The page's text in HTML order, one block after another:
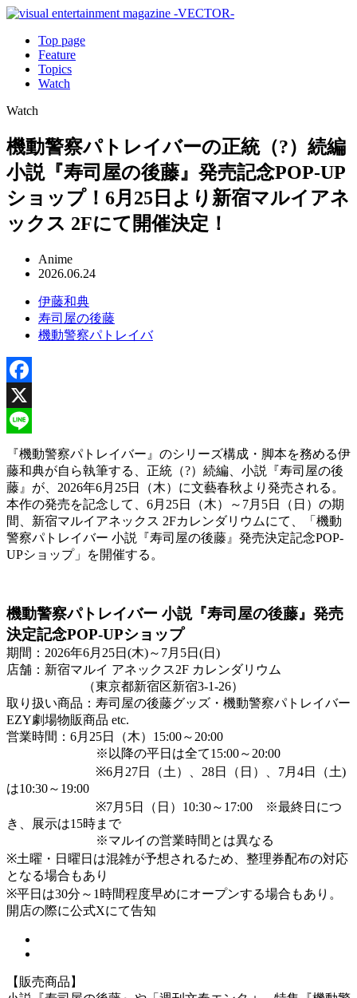
Top page
Feature
Topics
Watch
Watch
機動警察パトレイバーの正統（?）続編
小説『寿司屋の後藤』発売記念POP-UP
ショップ！6月25日より新宿マルイアネ
ックス 2Fにて開催決定！
Anime
2026.06.24
伊藤和典
寿司屋の後藤
機動警察パトレイバ
Facebook
X
Line
『機動警察パトレイバー』のシリーズ構成・脚本を務める伊
藤和典が自ら執筆する、正統（?）続編、小説『寿司屋の後
藤』が、2026年6月25日（木）に文藝春秋より発売される。
本作の発売を記念して、6月25日（木）～7月5日（日）の期
間、新宿マルイアネックス 2Fカレンダリウムにて、「機動
警察パトレイバー 小説『寿司屋の後藤』発売決定記念POP-
UPショップ」を開催する。
機動警察パトレイバー 小説『寿司屋の後藤』発売
決定記念POP-UPショップ
期間：2026年6月25日(木)～7月5日(日)
店舗：新宿マルイ アネックス2F カレンダリウム
（東京都新宿区新宿3-1-26）
取り扱い商品：寿司屋の後藤グッズ・機動警察パトレイバー
EZY劇場物販商品 etc.
営業時間：6月25日（木）15:00～20:00
※以降の平日は全て15:00～20:00
※6月27日（土）、28日（日）、7月4日（土)
は10:30～19:00
※7月5日（日）10:30～17:00 ※最終日につ
き、展示は15時まで
※マルイの営業時間とは異なる
※土曜・日曜日は混雑が予想されるため、整理券配布の対応
となる場合もあり
※平日は30分～1時間程度早めにオープンする場合もあり。
開店の際に公式Xにて告知
【販売商品】